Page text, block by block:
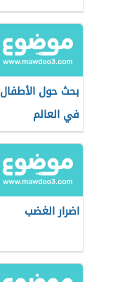
بحث حول الأطفال
في العالم
اضرار الغضب